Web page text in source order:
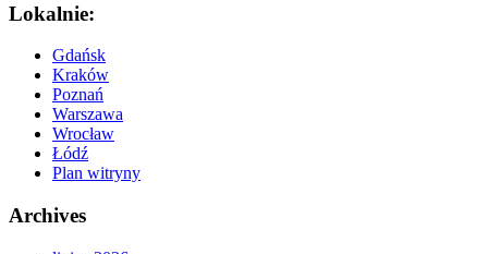
Lokalnie:
Gdańsk
Kraków
Poznań
Warszawa
Wrocław
Łódź
Plan witryny
Archives